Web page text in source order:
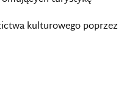
kulturowego poprzez